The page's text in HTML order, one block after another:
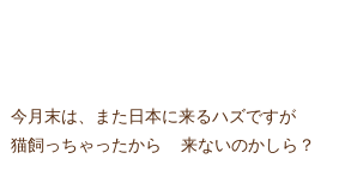
今月末は、また日本に来るハズですが
猫飼っちゃったから 来ないのかしら？